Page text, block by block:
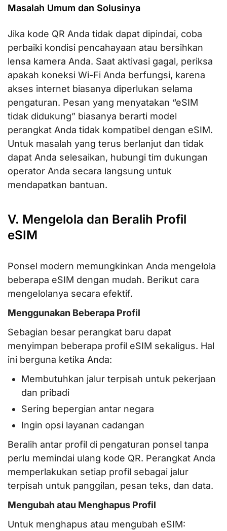
Masalah Umum dan Solusinya
Jika kode QR Anda tidak dapat dipindai, coba
perbaiki kondisi pencahayaan atau bersihkan
lensa kamera Anda. Saat aktivasi gagal, periksa
apakah koneksi Wi-Fi Anda berfungsi, karena
akses internet biasanya diperlukan selama
pengaturan. Pesan yang menyatakan “eSIM
tidak didukung” biasanya berarti model
perangkat Anda tidak kompatibel dengan eSIM.
Untuk masalah yang terus berlanjut dan tidak
dapat Anda selesaikan, hubungi tim dukungan
operator Anda secara langsung untuk
mendapatkan bantuan.
V. Mengelola dan Beralih Profil
eSIM
Ponsel modern memungkinkan Anda mengelola
beberapa eSIM dengan mudah. Berikut cara
mengelolanya secara efektif.
Menggunakan Beberapa Profil
Sebagian besar perangkat baru dapat
menyimpan beberapa profil eSIM sekaligus. Hal
ini berguna ketika Anda:
Membutuhkan jalur terpisah untuk pekerjaan
dan pribadi
Sering bepergian antar negara
Ingin opsi layanan cadangan
Beralih antar profil di pengaturan ponsel tanpa
perlu memindai ulang kode QR. Perangkat Anda
memperlakukan setiap profil sebagai jalur
terpisah untuk panggilan, pesan teks, dan data.
Mengubah atau Menghapus Profil
Untuk menghapus atau mengubah eSIM: